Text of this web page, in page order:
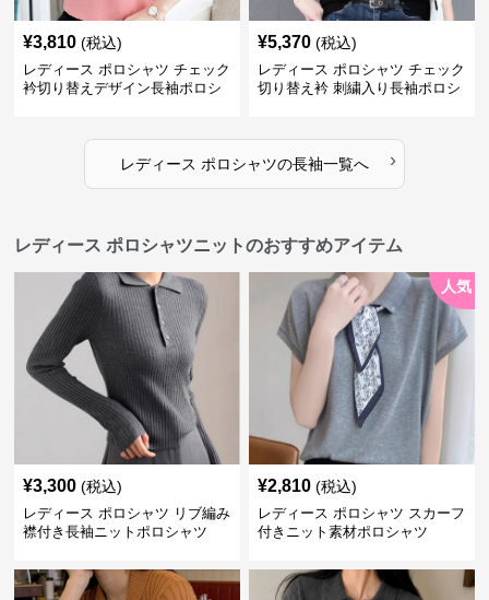
¥3,810 (税込)
レディース ポロシャツ チェック
衿切り替えデザイン長袖ポロシ
¥5,370 (税込)
レディース ポロシャツ チェック
切り替え衿 刺繍入り長袖ポロシ
レディース ポロシャツの長袖一覧へ ›
レディース ポロシャツニットのおすすめアイテム
¥3,300 (税込)
レディース ポロシャツ リブ編み
襟付き長袖ニットポロシャツ
人気
¥2,810 (税込)
レディース ポロシャツ スカーフ
付きニット素材ポロシャツ